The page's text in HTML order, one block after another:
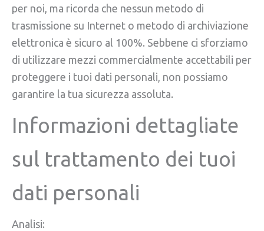
per noi, ma ricorda che nessun metodo di
trasmissione su Internet o metodo di archiviazione
elettronica è sicuro al 100%. Sebbene ci sforziamo
di utilizzare mezzi commercialmente accettabili per
proteggere i tuoi dati personali, non possiamo
garantire la tua sicurezza assoluta.
Informazioni dettagliate
sul trattamento dei tuoi
dati personali
Analisi: